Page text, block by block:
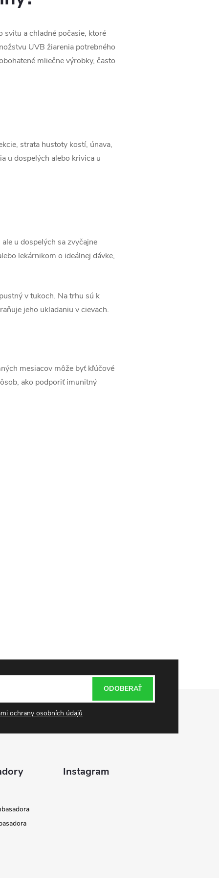
a chladné počasie, ktoré
UVB žiarenia potrebného
mliečne výrobky, často
strata hustoty kostí, únava,
u dospelých alebo krivica u
u dospelých sa zvyčajne
lekárnikom o ideálnej dávke,
v tukoch. Na trhu sú k
jeho ukladaniu v cievach.
mesiacov môže byť kľúčové
ako podporiť imunitný
ochrany osobních údajů
ODOBERAŤ
Instagram